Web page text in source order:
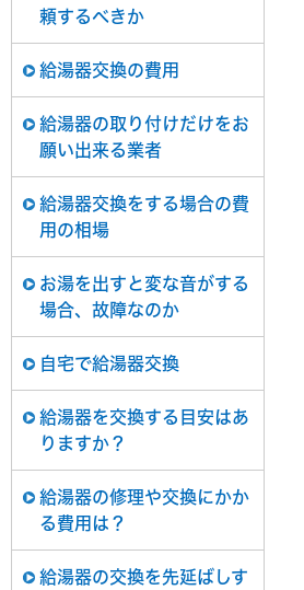
頼するべきか
給湯器交換の費用
給湯器の取り付けだけをお
願い出来る業者
給湯器交換をする場合の費
用の相場
お湯を出すと変な音がする
場合、故障なのか
自宅で給湯器交換
給湯器を交換する目安はあ
りますか？
給湯器の修理や交換にかか
る費用は？
給湯器の交換を先延ばしす